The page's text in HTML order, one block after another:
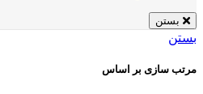
بستن
بستن
مرتب سازی بر اساس